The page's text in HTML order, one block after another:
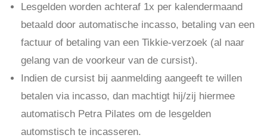
Lesgelden worden achteraf 1x per kalendermaand
betaald door automatische incasso, betaling van een
factuur of betaling van een Tikkie-verzoek (al naar
gelang van de voorkeur van de cursist).
Indien de cursist bij aanmelding aangeeft te willen
betalen via incasso, dan machtigt hij/zij hiermee
automatisch Petra Pilates om de lesgelden
automstisch te incasseren.